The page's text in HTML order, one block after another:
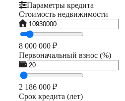
Параметры кредита
Стоимость недвижимости
8 000 000 ₽
Первоначальный взнос (%)
2 186 000 ₽
Срок кредита (лет)